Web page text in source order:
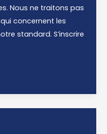
Nous ne traitons pas
concernent les
standard. S’inscrire